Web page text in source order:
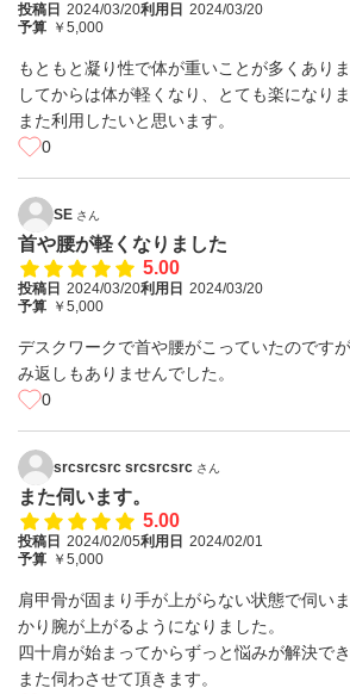
投稿日 2024/03/20利用日 2024/03/20
予算 ￥5,000
もともと凝り性で体が重いことが多くあり
してからは体が軽くなり、とても楽になりま
また利用したいと思います。
0
SE さん
首や腰が軽くなりました
5.00
投稿日 2024/03/20利用日 2024/03/20
予算 ￥5,000
デスクワークで首や腰がこっていたのです
み返しもありませんでした。
0
srcsrcsrc srcsrcsrc さん
また伺います。
5.00
投稿日 2024/02/05利用日 2024/02/01
予算 ￥5,000
肩甲骨が固まり手が上がらない状態で伺い
かり腕が上がるようになりました。
四十肩が始まってからずっと悩みが解決でき
また伺わさせて頂きます。